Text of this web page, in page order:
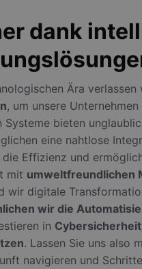
dank
Ära verlassen
, um unsere Unternehmen
Systeme bieten
eine nahtlose
Effizienz und
mit umweltfreundlichen
wir digitale
wir die
in
. Lassen Sie uns also
navigieren und